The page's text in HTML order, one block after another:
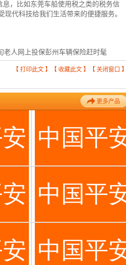
，比如东莞车船使用税之类的税务信
代科技给我们生活带来的便捷服务。
老人网上投保彭州车辆保险赶时髦
【 打印此文 】【 收藏此文 】【 关闭窗口 】